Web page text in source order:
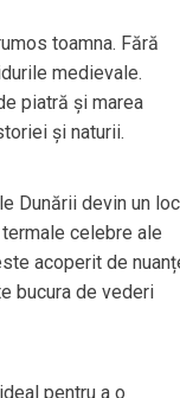
toamna. Fără
medievale.
piatră și marea
și naturii.
Dunării devin un loc
celebre ale
acoperit de
bucura de vederi
pentru a o